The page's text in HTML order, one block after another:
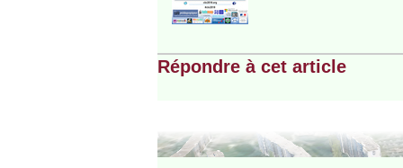
Répondre à cet article